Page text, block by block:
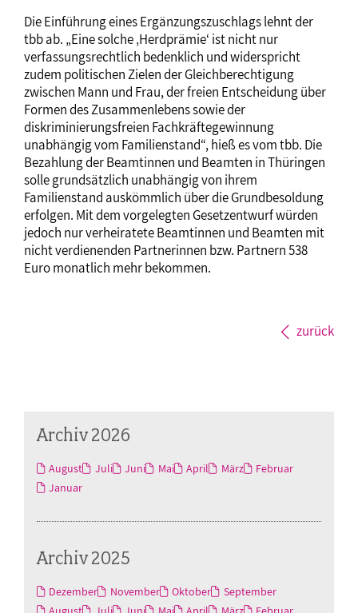
Die Einführung eines Ergänzungszuschlags lehnt der
tbb ab. „Eine solche ‚Herdprämie‘ ist nicht nur
verfassungsrechtlich bedenklich und widerspricht
zudem politischen Zielen der Gleichberechtigung
zwischen Mann und Frau, der freien Entscheidung über
Formen des Zusammenlebens sowie der
diskriminierungsfreien Fachkräftegewinnung
unabhängig vom Familienstand“, hieß es vom tbb. Die
Bezahlung der Beamtinnen und Beamten in Thüringen
solle grundsätzlich unabhängig von ihrem
Familienstand auskömmlich über die Grundbesoldung
erfolgen. Mit dem vorgelegten Gesetzentwurf würden
jedoch nur verheiratete Beamtinnen und Beamten mit
nicht verdienenden Partnerinnen bzw. Partnern 538
Euro monatlich mehr bekommen.
zurück
Archiv 2026
August Juli Juni Mai April März
Februar
Januar
Archiv 2025
Dezember November Oktober
September